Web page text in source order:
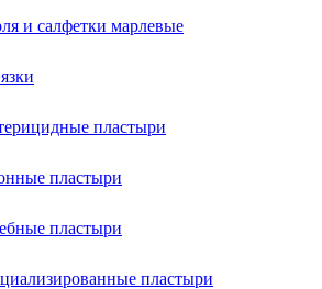
и салфетки марлевые
пластыри
пластыри
пластыри
пластыри